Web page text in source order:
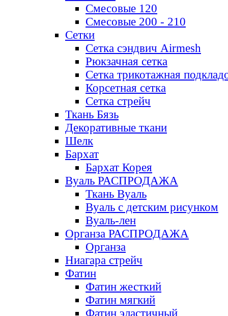
Смесовые 120
Смесовые 200 - 210
Сетки
Сетка сэндвич Airmesh
Рюкзачная сетка
Сетка трикотажная
Корсетная сетка
Сетка стрейч
Ткань Бязь
Декоративные ткани
Шелк
Бархат
Бархат Корея
Вуаль РАСПРОДАЖА
Ткань Вуаль
Вуаль с детским рисунком
Вуаль-лен
Органза РАСПРОДАЖА
Органза
Ниагара стрейч
Фатин
Фатин жесткий
Фатин мягкий
Фатин элаcтичный